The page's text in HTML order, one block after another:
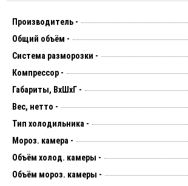
Производитель -
Общий объём -
Система разморозки -
Компрессор -
Габариты, ВхШхГ -
Вес, нетто -
Тип холодильника -
Мороз. камера -
Объём холод. камеры -
Объём мороз. камеры -